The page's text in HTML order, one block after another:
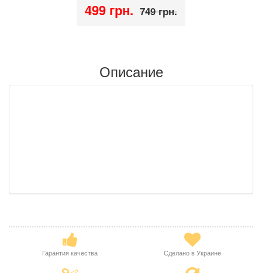
499 грн. 749 грн.
Описание
Гарантия качества Сделано в Украине